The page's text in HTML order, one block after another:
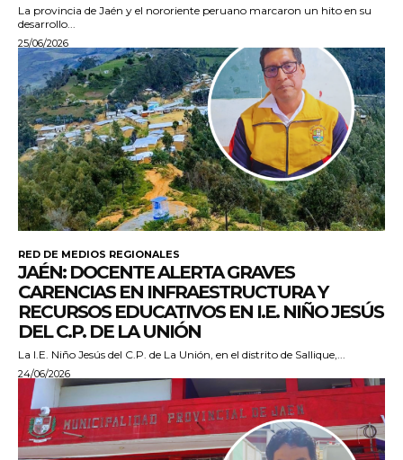
La provincia de Jaén y el nororiente peruano marcaron un hito en su
desarrollo...
25/06/2026
RED DE MEDIOS REGIONALES
JAÉN: DOCENTE ALERTA GRAVES
CARENCIAS EN INFRAESTRUCTURA Y
RECURSOS EDUCATIVOS EN I.E. NIÑO JESÚS
DEL C.P. DE LA UNIÓN
La I.E. Niño Jesús del C.P. de La Unión, en el distrito de Sallique,...
24/06/2026